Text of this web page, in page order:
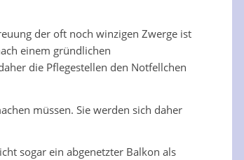
der oft noch winzigen Zwerge ist
einem gründlichen
die Pflegestellen den Notfellchen
müssen. Sie werden sich daher
sogar ein abgenetzter Balkon als